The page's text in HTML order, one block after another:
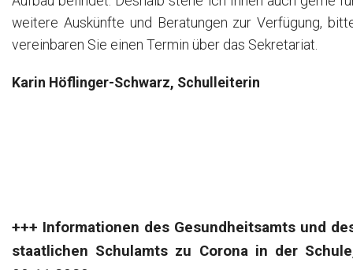
weitere Auskünfte und Beratungen zur Verfügung,
vereinbaren Sie einen Termin über das Sekretariat.
Karin Höflinger-Schwarz, Schulleiterin
+++ Informationen des Gesundheitsamts und
staatlichen Schulamts zu Corona in der